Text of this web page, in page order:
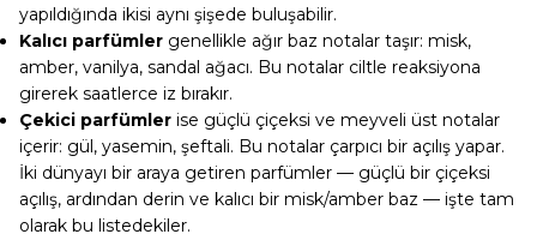
yapıldığında ikisi aynı şişede buluşabilir.
Kalıcı parfümler genellikle ağır baz notalar taşır: misk,
amber, vanilya, sandal ağacı. Bu notalar ciltle reaksiyona
girerek saatlerce iz bırakır.
Çekici parfümler ise güçlü çiçeksi ve meyveli üst notalar
içerir: gül, yasemin, şeftali. Bu notalar çarpıcı bir açılış yapar.
İki dünyayı bir araya getiren parfümler — güçlü bir çiçeksi
açılış, ardından derin ve kalıcı bir misk/amber baz — işte tam
olarak bu listedekiler.